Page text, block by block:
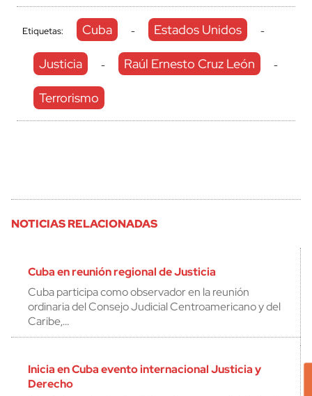
Etiquetas: Cuba - Estados Unidos -
Justicia - Raúl Ernesto Cruz León -
Terrorismo
NOTICIAS RELACIONADAS
Cuba en reunión regional de Justicia
Cuba participa como observador en la reunión
ordinaria del Consejo Judicial Centroamericano y del
Caribe,…
Inicia en Cuba evento internacional Justicia y
Derecho